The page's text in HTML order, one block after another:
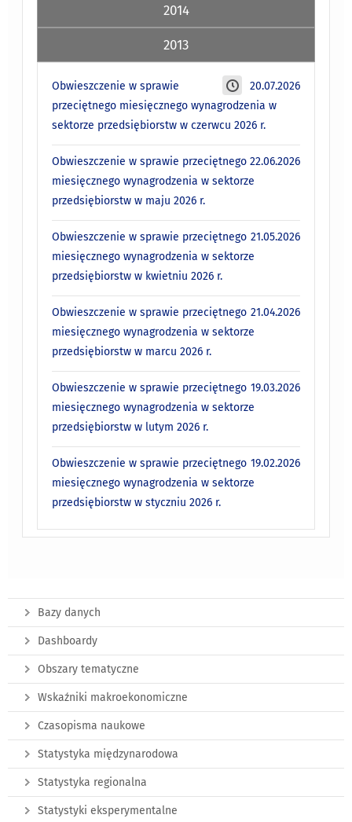
2014
2013
20.07.2026
Obwieszczenie w sprawie
przeciętnego miesięcznego wynagrodzenia w
sektorze przedsiębiorstw w czerwcu 2026 r.
22.06.2026
Obwieszczenie w sprawie przeciętnego
miesięcznego wynagrodzenia w sektorze
przedsiębiorstw w maju 2026 r.
21.05.2026
Obwieszczenie w sprawie przeciętnego
miesięcznego wynagrodzenia w sektorze
przedsiębiorstw w kwietniu 2026 r.
21.04.2026
Obwieszczenie w sprawie przeciętnego
miesięcznego wynagrodzenia w sektorze
przedsiębiorstw w marcu 2026 r.
19.03.2026
Obwieszczenie w sprawie przeciętnego
miesięcznego wynagrodzenia w sektorze
przedsiębiorstw w lutym 2026 r.
19.02.2026
Obwieszczenie w sprawie przeciętnego
miesięcznego wynagrodzenia w sektorze
przedsiębiorstw w styczniu 2026 r.
Bazy danych
Dashboardy
Obszary tematyczne
Wskaźniki makroekonomiczne
Czasopisma naukowe
Statystyka międzynarodowa
Statystyka regionalna
Statystyki eksperymentalne